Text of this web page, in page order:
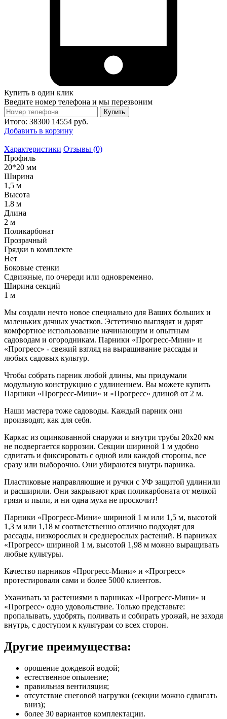
Купить в один клик
Введите номер телефона и мы перезвоним
Купить
Итого: 38300 14554 руб.
Добавить в корзину
Характеристики Отзывы (0)
Профиль
20*20 мм
Ширина
1,5 м
Высота
1.8 м
Длина
2 м
Поликарбонат
Прозрачный
Грядки в комплекте
Нет
Боковые стенки
Сдвижные, по очереди или одновременно.
Ширина секций
1 м
Мы создали нечто новое специально для Ваших больших и
маленьких дачных участков. Эстетично выглядят и дарят
комфортное использование начинающим и опытным
садоводам и огородникам. Парники «Прогресс-Мини» и
«Прогресс» - свежий взгляд на выращивание рассады и
любых садовых культур.
Чтобы собрать парник любой длины, мы придумали
модульную конструкцию с удлинением. Вы можете купить
Парники «Прогресс-Мини» и «Прогресс» длиной от 2 м.
Наши мастера тоже садоводы. Каждый парник они
производят, как для себя.
Каркас из оцинкованной снаружи и внутри трубы 20х20 мм
не подвергается коррозии. Секции шириной 1 м удобно
сдвигать и фиксировать с одной или каждой стороны, все
сразу или выборочно. Они убираются внутрь парника.
Пластиковые направляющие и ручки с УФ защитой удлинили
и расширили. Они закрывают края поликарбоната от мелкой
грязи и пыли, и ни одна муха не проскочит!
Парники «Прогресс-Мини» шириной 1 м или 1,5 м, высотой
1,3 м или 1,18 м соответственно отлично подходят для
рассады, низкорослых и среднерослых растений. В парниках
«Прогресс» шириной 1 м, высотой 1,98 м можно выращивать
любые культуры.
Качество парников «Прогресс-Мини» и «Прогресс»
протестировали сами и более 5000 клиентов.
Ухаживать за растениями в парниках «Прогресс-Мини» и
«Прогресс» одно удовольствие. Только представьте:
пропалывать, удобрять, поливать и собирать урожай, не заходя
внутрь, с доступом к культурам со всех сторон.
Другие преимущества:
орошение дождевой водой;
естественное опыление;
правильная вентиляция;
отсутствие снеговой нагрузки (секции можно сдвигать
вниз);
более 30 вариантов комплектации.